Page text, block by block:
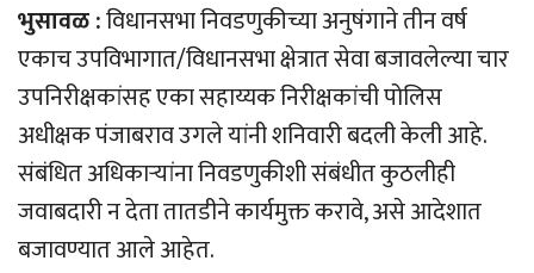
भुसावळ :विधानसभा निवडणुकीच्या अनुषंगाने तीन वर्ष
एकाच उपविभागात/विधानसभा क्षेत्रात सेवा बजावलेल्या चार
उपनिरीक्षकांसह एका सहाय्यक निरीक्षकांची पोलिस
अधीक्षक पंजाबराव उगले यांनी शनिवारी बदली केली आहे.
संबंधित अधिकार्‍यांना निवडणुकीशी संबंधीत कुठलीही
जवाबदारी न देता तातडीने कार्यमुक्त करावे, असे आदेशात
बजावण्यात आले आहेत.